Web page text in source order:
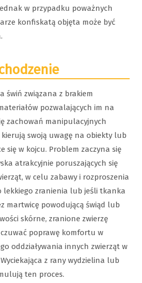
w przypadku poważnych
konfiskatą objęta może być
świń związana z brakiem
pozwalających im na
zachowań manipulacyjnych
kierują swoją uwagę na obiekty lub
się w kojcu. Problem zaczyna się
atrakcyjnie poruszających się
w celu zabawy i rozproszenia
lekkiego zranienia lub jeśli tkanka
martwicę powodującą świąd lub
skórne, zranione zwierzę
poprawę komfortu w
oddziaływania innych zwierząt w
z rany wydzielina lub
ten proces.